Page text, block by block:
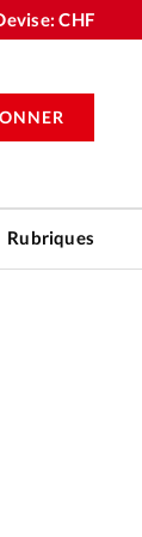
CHF
Rubriques